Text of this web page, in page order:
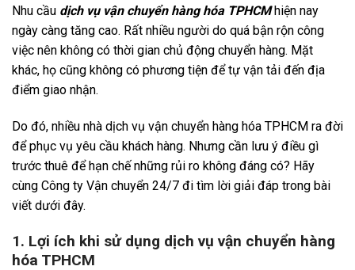
Nhu cầu dịch vụ vận chuyển hàng hóa TPHCM hiện nay
ngày càng tăng cao. Rất nhiều người do quá bận rộn công
việc nên không có thời gian chủ động chuyển hàng. Mặt
khác, họ cũng không có phương tiện để tự vận tải đến địa
điểm giao nhận.
Do đó, nhiều nhà dịch vụ vận chuyển hàng hóa TPHCM ra đời
để phục vụ yêu cầu khách hàng. Nhưng cần lưu ý điều gì
trước thuê để hạn chế những rủi ro không đáng có? Hãy
cùng Công ty Vận chuyển 24/7 đi tìm lời giải đáp trong bài
viết dưới đây.
1. Lợi ích khi sử dụng dịch vụ vận chuyển hàng
hóa TPHCM